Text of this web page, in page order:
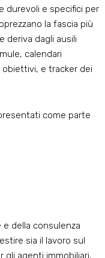
durevoli e specifici per
la fascia più
deriva dagli ausili
calendari
obiettivi, e tracker dei
come parte
della consulenza
sia il lavoro sul
gli agenti immobiliari,